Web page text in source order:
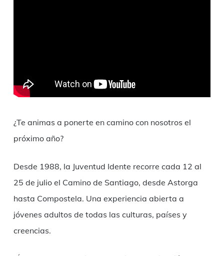
¿Te animas a ponerte en camino con nosotros el
próximo año?
Desde 1988, la Juventud Idente recorre cada 12 al
25 de julio el Camino de Santiago, desde Astorga
hasta Compostela. Una experiencia abierta a
jóvenes adultos de todas las culturas, países y
creencias.